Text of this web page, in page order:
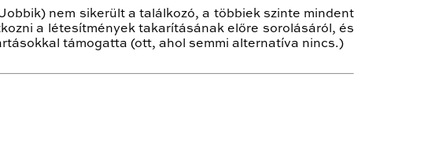
nem sikerült a találkozó, a többiek szinte mindent
a létesítmények takarításának előre sorolásáról, és
támogatta (ott, ahol semmi alternatíva nincs.)